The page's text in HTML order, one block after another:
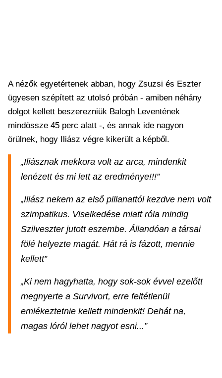
A nézők egyetértenek abban, hogy Zsuzsi és Eszter
ügyesen szépített az utolsó próbán - amiben néhány
dolgot kellett beszerezniük Balogh Leventének
mindössze 45 perc alatt -, és annak ide nagyon
örülnek, hogy Iliász végre kikerült a képből.
„Iliásznak mekkora volt az arca, mindenkit
lenézett és mi lett az eredménye!!!”
„Iliász nekem az első pillanattól kezdve nem volt
szimpatikus. Viselkedése miatt róla mindig
Szilveszter jutott eszembe. Állandóan a társai
fölé helyezte magát. Hát rá is fázott, mennie
kellett”
„Ki nem hagyhatta, hogy sok-sok évvel ezelőtt
megnyerte a Survivort, erre feltétlenül
emlékeztetnie kellett mindenkit! Dehát na,
magas lóról lehet nagyot esni...”